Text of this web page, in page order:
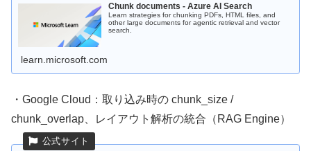
Chunk documents - Azure AI Search
Learn strategies for chunking PDFs, HTML files, and
other large documents for agentic retrieval and vector
search.
learn.microsoft.com
・Google Cloud：取り込み時の chunk_size /
chunk_overlap、レイアウト解析の統合（RAG Engine）